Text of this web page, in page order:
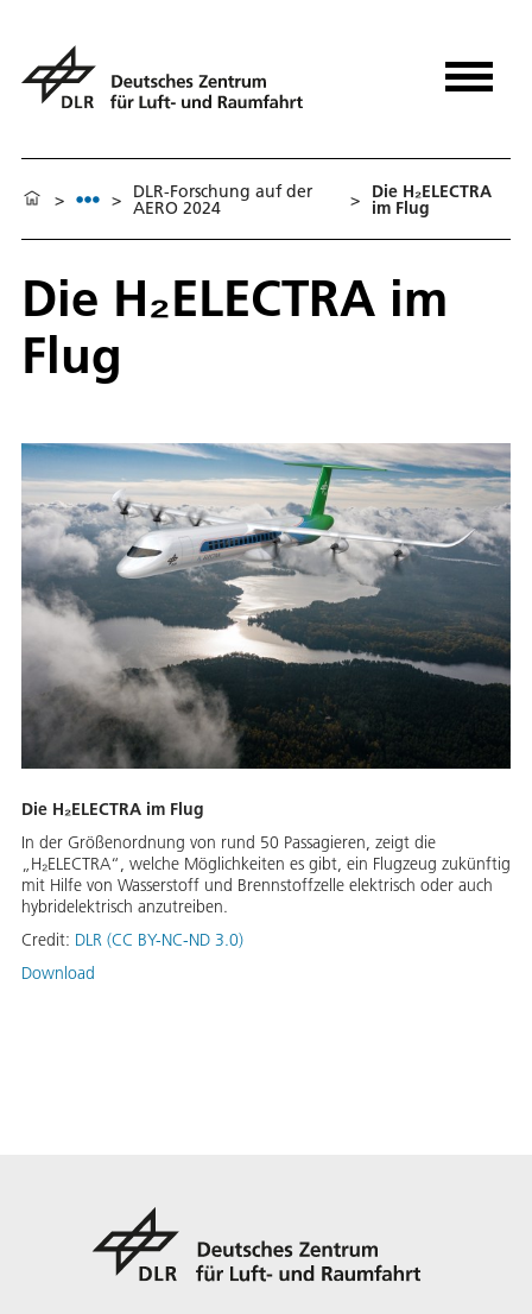
> > DLR-Forschung auf der
AERO 2024 > Die H₂ELECTRA
im Flug
Die H₂ELECTRA im
Flug
Die H₂ELECTRA im Flug
In der Größenordnung von rund 50 Passagieren, zeigt die
„H₂ELECTRA“, welche Möglichkeiten es gibt, ein Flugzeug zukünftig
mit Hilfe von Wasserstoff und Brennstoffzelle elektrisch oder auch
hybridelektrisch anzutreiben.
Credit: DLR (CC BY-NC-ND 3.0)
Download